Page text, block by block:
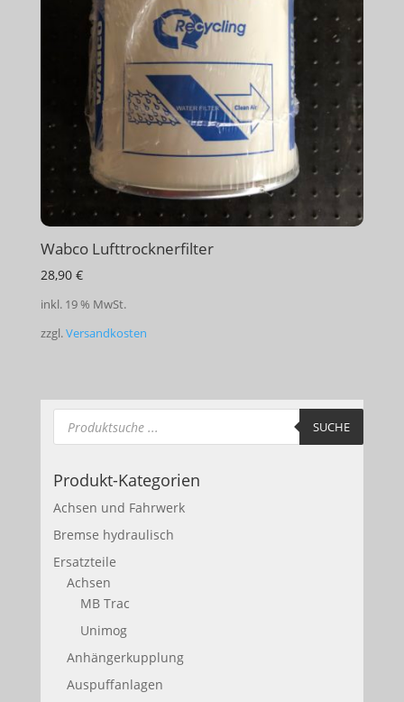
Wabco Lufttrocknerfilter
28,90 €
inkl. 19 % MwSt.
zzgl.Versandkosten
Products
search SUCHE
Produkt-Kategorien
Achsen und Fahrwerk
Bremse hydraulisch
Ersatzteile
Achsen
MB Trac
Unimog
Anhängerkupplung
Auspuffanlagen